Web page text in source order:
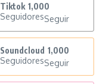
Tiktok 1,000
SeguidoresSeguir
Soundcloud 1,000
SeguidoresSeguir